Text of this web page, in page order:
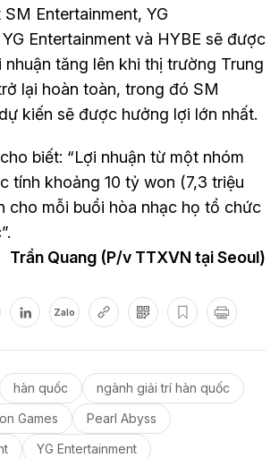
Entertainment, YG
Entertainment và HYBE sẽ được
tăng lên khi thị trường Trung
lại hoàn toàn, trong đó SM
kiến sẽ được hưởng lợi lớn nhất.
biết: “Lợi nhuận từ một nhóm
tính khoảng 10 tỷ won (7,3 triệu
cho mỗi buổi hòa nhạc họ tổ chức
Trần Quang (P/v TTXVN tại Seoul)
Zalo
hàn quốc
ngành giải trí hàn quốc
Games
Pearl Abyss
YG Entertainment